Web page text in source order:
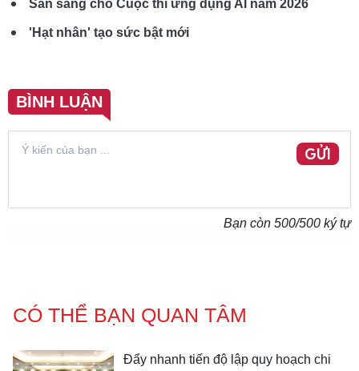
Sẵn sàng cho Cuộc thi ứng dụng AI năm 2026
'Hạt nhân' tạo sức bật mới
BÌNH LUẬN
GỬI
Bạn còn 500/500 ký tự
CÓ THỂ BẠN QUAN TÂM
Đẩy nhanh tiến độ lập quy hoạch chi